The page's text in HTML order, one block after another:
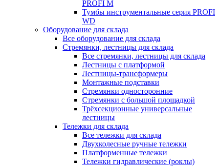
PROFI M
Тумбы инструментальные серия PROFI
WD
Оборудование для склада
Все оборудование для склада
Стремянки, лестницы для склада
Все стремянки, лестницы для склада
Лестницы с платформой
Лестницы-трансформеры
Монтажные подставки
Стремянки односторонние
Стремянки с большой площадкой
Трёхсекционные универсальные
лестницы
Тележки для склада
Все тележки для склада
Двухколесные ручные тележки
Платформенные тележки
Тележки гидравлические (роклы)